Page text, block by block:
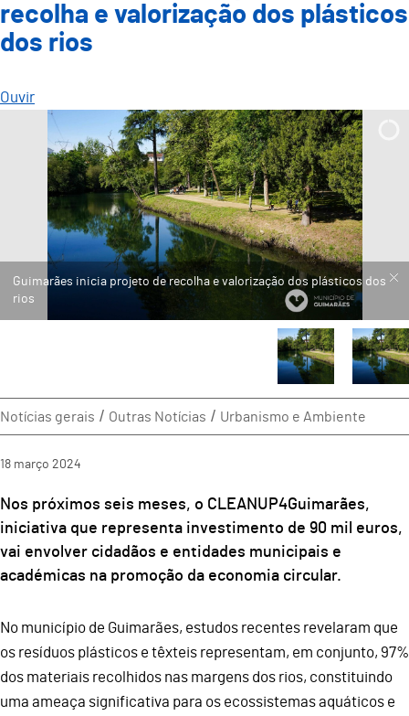
recolha e valorização dos plásticos
dos rios
Ouvir
Notícias gerais Outras Notícias Urbanismo e Ambiente
18 março 2024
Nos próximos seis meses, o CLEANUP4Guimarães,
iniciativa que representa investimento de 90 mil euros,
vai envolver cidadãos e entidades municipais e
académicas na promoção da economia circular.
No município de Guimarães, estudos recentes revelaram que
os resíduos plásticos e têxteis representam, em conjunto, 97%
dos materiais recolhidos nas margens dos rios, constituindo
uma ameaça significativa para os ecossistemas aquáticos e